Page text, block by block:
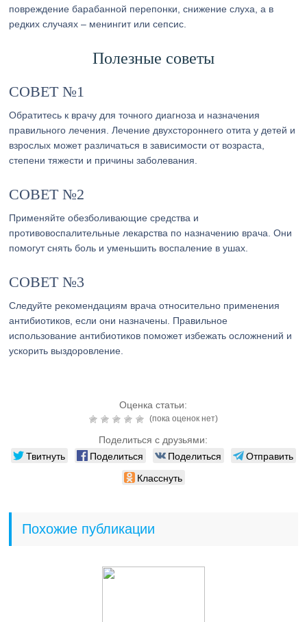
повреждение барабанной перепонки, снижение слуха, а в
редких случаях – менингит или сепсис.
Полезные советы
СОВЕТ №1
Обратитесь к врачу для точного диагноза и назначения
правильного лечения. Лечение двухстороннего отита у детей и
взрослых может различаться в зависимости от возраста,
степени тяжести и причины заболевания.
СОВЕТ №2
Применяйте обезболивающие средства и
противовоспалительные лекарства по назначению врача. Они
помогут снять боль и уменьшить воспаление в ушах.
СОВЕТ №3
Следуйте рекомендациям врача относительно применения
антибиотиков, если они назначены. Правильное
использование антибиотиков поможет избежать осложнений и
ускорить выздоровление.
Оценка статьи:
(пока оценок нет)
Поделиться с друзьями:
Твитнуть Поделиться Поделиться
Отправить
Класснуть
Похожие публикации